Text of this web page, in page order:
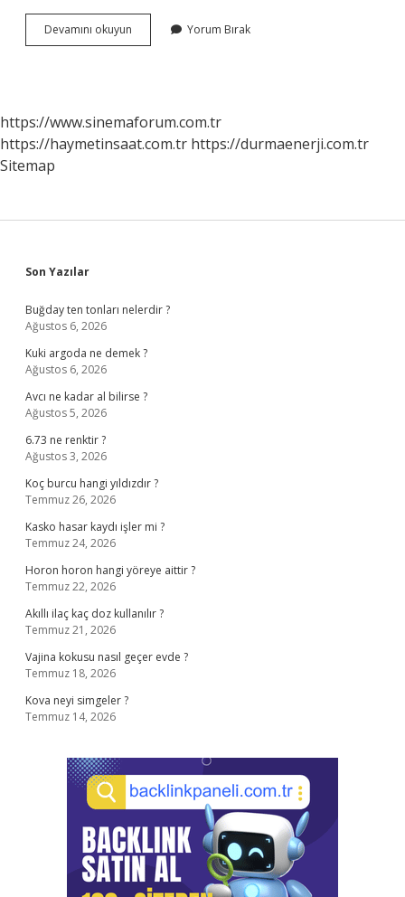
Devamını okuyun Anayasanın
20
Yorum Bırak
https://www.sinemaforum.com.tr
https://haymetinsaat.com.tr https://durmaenerji.com.tr
Sitemap
Sidebar
Son Yazılar
Buğday ten tonları nelerdir ?
Ağustos 6, 2026
Kuki argoda ne demek ?
Ağustos 6, 2026
Avcı ne kadar al bilirse ?
Ağustos 5, 2026
6.73 ne renktir ?
Ağustos 3, 2026
Koç burcu hangi yıldızdır ?
Temmuz 26, 2026
Kasko hasar kaydı işler mi ?
Temmuz 24, 2026
Horon horon hangi yöreye aittir ?
Temmuz 22, 2026
Akıllı ilaç kaç doz kullanılır ?
Temmuz 21, 2026
Vajina kokusu nasıl geçer evde ?
Temmuz 18, 2026
Kova neyi simgeler ?
Temmuz 14, 2026